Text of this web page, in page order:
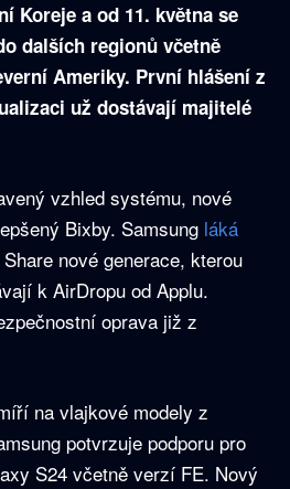
Koreje a od 11. května se
dalších regionů včetně
Ameriky. První hlášení z
už dostávají majitelé
vzhled systému, nové
Bixby. Samsung láká
nové generace, kterou
k AirDropu od Applu.
oprava již z
na vlajkové modely z
potvrzuje podporu pro
S24 včetně verzí FE. Nový